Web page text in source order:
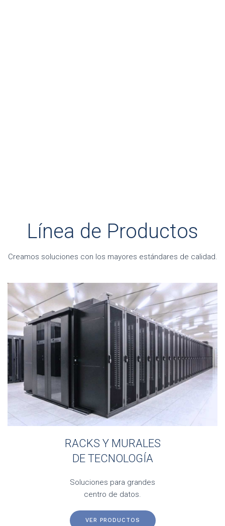
Línea de Productos
Creamos soluciones con los mayores estándares de calidad.
RACKS Y MURALES
DE TECNOLOGÍA
Soluciones para grandes
centro de datos.
VER PRODUCTOS